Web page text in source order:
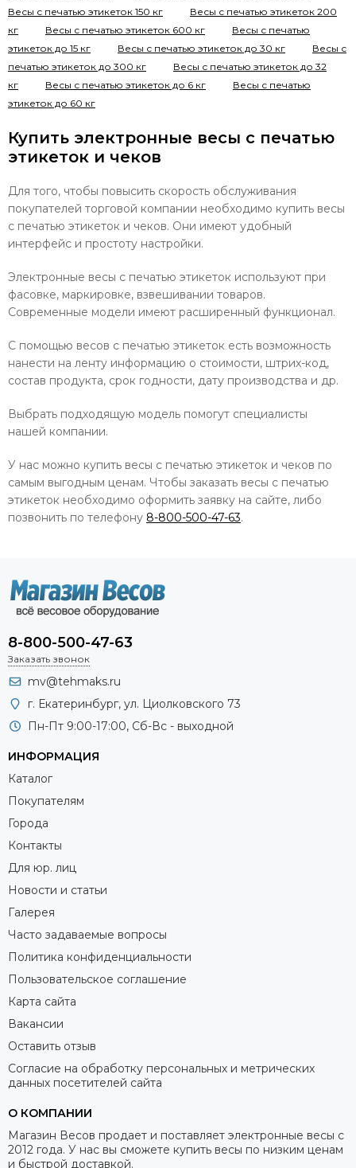
Весы с печатью этикеток 150 кг
Весы с печатью этикеток 200
кг
Весы с печатью этикеток 600 кг
Весы с печатью
этикеток до 15 кг
Весы с печатью этикеток до 30 кг
Весы с
печатью этикеток до 300 кг
Весы с печатью этикеток до 32
кг
Весы с печатью этикеток до 6 кг
Весы с печатью
этикеток до 60 кг
Купить электронные весы с печатью
этикеток и чеков
Для того, чтобы повысить скорость обслуживания
покупателей торговой компании необходимо купить весы
с печатью этикеток и чеков. Они имеют удобный
интерфейс и простоту настройки.
Электронные весы с печатью этикеток используют при
фасовке, маркировке, взвешивании товаров.
Современные модели имеют расширенный функционал.
С помощью весов с печатью этикеток есть возможность
нанести на ленту информацию о стоимости, штрих-код,
состав продукта, срок годности, дату производства и др.
Выбрать подходящую модель помогут специалисты
нашей компании.
У нас можно купить весы с печатью этикеток и чеков по
самым выгодным ценам. Чтобы заказать весы с печатью
этикеток необходимо оформить заявку на сайте, либо
позвонить по телефону 8-800-500-47-63.
8-800-500-47-63
Заказать звонок
mv@tehmaks.ru
г. Екатеринбург, ул. Циолковского 73
Пн-Пт 9:00-17:00, Сб-Вс - выходной
ИНФОРМАЦИЯ
Каталог
Покупателям
Города
Контакты
Для юр. лиц
Новости и статьи
Галерея
Часто задаваемые вопросы
Политика конфиденциальности
Пользовательское соглашение
Карта сайта
Вакансии
Оставить отзыв
Согласие на обработку персональных и метрических
данных посетителей сайта
О КОМПАНИИ
Магазин Весов продает и поставляет электронные весы с
2012 года. У нас вы сможете купить весы по низким ценам
и быстрой доставкой.